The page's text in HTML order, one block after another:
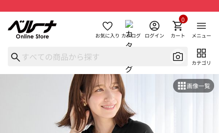
お気に入り カタログ ログイン カート
0
メニュー
カテゴリ
画像一覧